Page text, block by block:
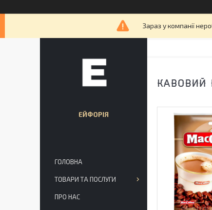
Зараз у компанії
КАВОВИЙ
ЕЙФОРІЯ
ГОЛОВНА
ТОВАРИ ТА ПОСЛУГИ
ПРО НАС